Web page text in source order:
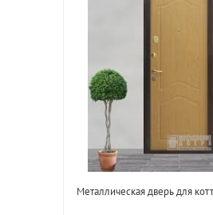
Металлическая дверь для